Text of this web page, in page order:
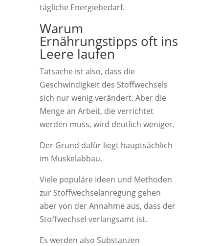
tägliche Energiebedarf.
Warum
Ernährungstipps oft ins
Leere laufen
Tatsache ist also, dass die
Geschwindigkeit des Stoffwechsels
sich nur wenig verändert. Aber die
Menge an Arbeit, die verrichtet
werden muss, wird deutlich weniger.
Der Grund dafür liegt hauptsächlich
im Muskelabbau.
Viele populäre Ideen und Methoden
zur Stoffwechselanregung gehen
aber von der Annahme aus, dass der
Stoffwechsel verlangsamt ist.
Es werden also Substanzen